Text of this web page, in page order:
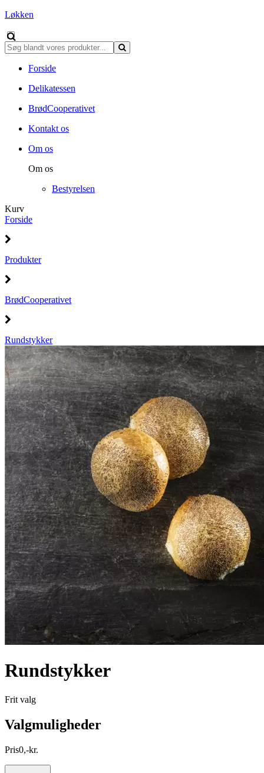
Løkken
Forside
Delikatessen
BrødCooperativet
Kontakt os
Om os
Om os
Bestyrelsen
Kurv
Forside
Produkter
BrødCooperativet
Rundstykker
Rundstykker
Frit valg
Valgmuligheder
Pris0,-kr.